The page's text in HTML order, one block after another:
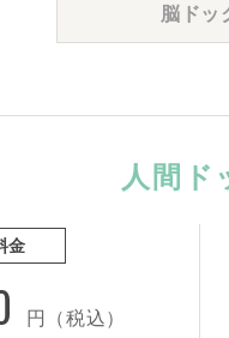
脳ドッ
人間ド
金
円（税込）